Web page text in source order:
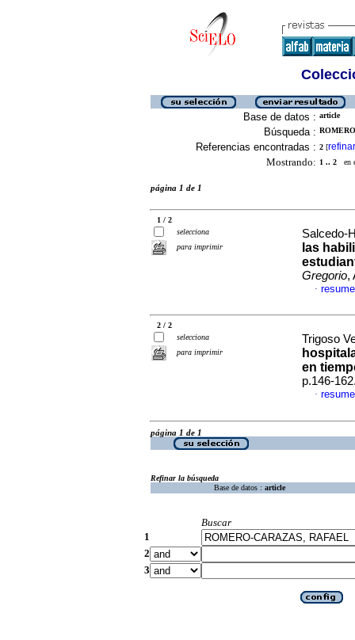
Base de datos : article
Búsqueda :
Referencias encontradas : 2 [refinar
Mostrando: 1 .. 2 en
página 1 de 1
1 / 2
selecciona
para imprimir
Salcedo-
las
Gregorio,
·
2 / 2
selecciona
para imprimir
Trigoso
en
p.146-
·
página 1 de 1
Refinar la búsqueda
Base de datos : article
Buscar
1
2
3